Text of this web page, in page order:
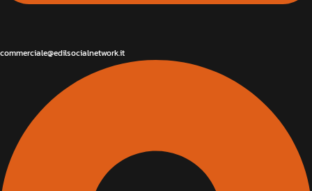
commerciale@edilsocialnetwork.it